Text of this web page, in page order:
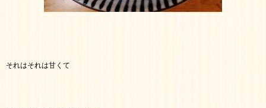
それはそれは甘くて